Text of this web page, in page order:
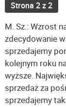
Strona 2 z 2
M. Sz.: Wzrost
zdecydowanie
sprzedajemy
kolejnym roku
wyższe.
sprzedaż za
sprzedajemy